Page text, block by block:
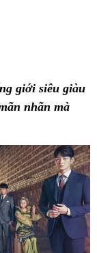
giới siêu giàu
nhãn mà